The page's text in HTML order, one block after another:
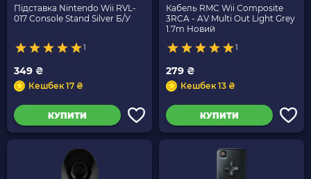
Підставка Nintendo Wii RVL-
017 Console Stand Silver Б/У
1
349 ₴
Кешбек 17 ₴
КУПИТИ
Кабель RMC Wii Composite
3RCA - AV Multi Out Light Grey
1.7m Новий
1
279 ₴
Кешбек 13 ₴
КУПИТИ